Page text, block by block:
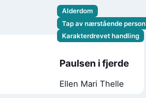
Alderdom
Tap av nærstående person
Karakterdrevet handling
Paulsen i fjerde
Ellen Mari Thelle